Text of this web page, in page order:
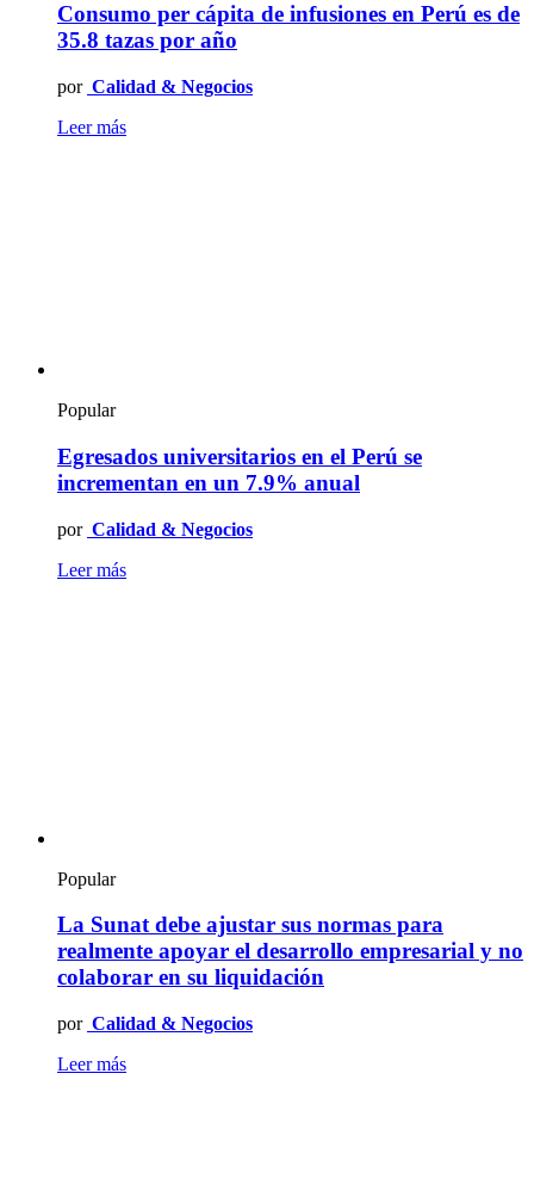
Consumo per cápita de infusiones en Perú es de
35.8 tazas por año
por Calidad & Negocios
Leer más
Popular
Egresados universitarios en el Perú se
incrementan en un 7.9% anual
por Calidad & Negocios
Leer más
Popular
La Sunat debe ajustar sus normas para
realmente apoyar el desarrollo empresarial y no
colaborar en su liquidación
por Calidad & Negocios
Leer más